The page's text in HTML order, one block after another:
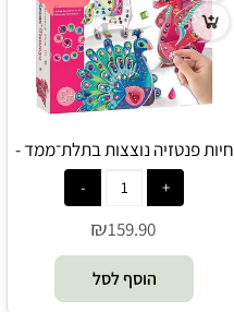
חיות פנטזיה נוצצות בתלת־ממד -
Crealign
₪159.90
הוסף לסל